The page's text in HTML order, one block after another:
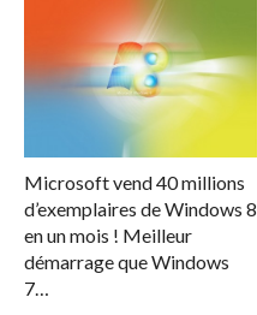
Microsoft vend 40 millions
d’exemplaires de Windows 8
en un mois ! Meilleur
démarrage que Windows
7…